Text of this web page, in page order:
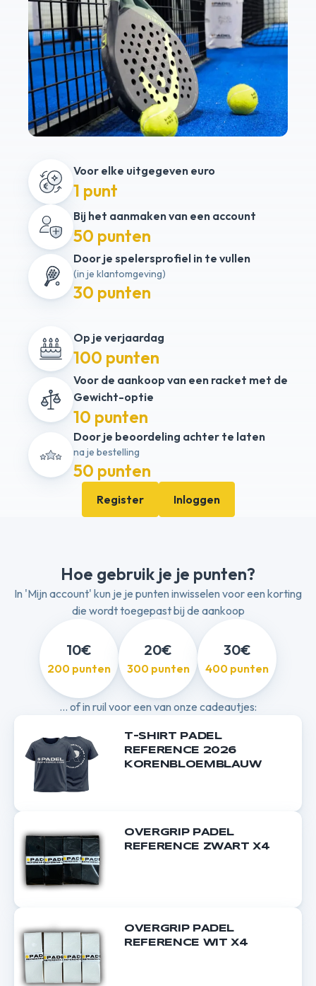
Voor elke uitgegeven euro
1 punt
Bij het aanmaken van een account
50 punten
Door je spelersprofiel in te vullen
(in je klantomgeving)
30 punten
Op je verjaardag
100 punten
Voor de aankoop van een racket met de
Gewicht-optie
10 punten
Door je beoordeling achter te laten
na je bestelling
50 punten
Register Inloggen
Hoe gebruik je je punten?
In 'Mijn account' kun je je punten inwisselen voor een korting
die wordt toegepast bij de aankoop
10€
200 punten
20€
300 punten
30€
400 punten
... of in ruil voor een van onze cadeautjes:
T-SHIRT PADEL
REFERENCE 2026
KORENBLOEMBLAUW
OVERGRIP PADEL
REFERENCE ZWART X4
OVERGRIP PADEL
REFERENCE WIT X4